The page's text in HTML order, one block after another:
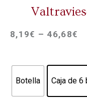
8,19€ – 46,68€
Botella Caja de